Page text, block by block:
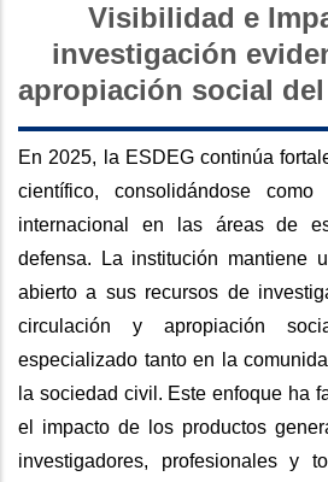
Visibilidad e
investigación
apropiación social
En 2025, la ESDEG continúa
científico, consolidándose
internacional en las áreas de
defensa. La institución mantiene
abierto a sus recursos de
circulación y apropiación
especializado tanto en la
la sociedad civil. Este enfoque ha
el impacto de los productos
investigadores, profesionales y